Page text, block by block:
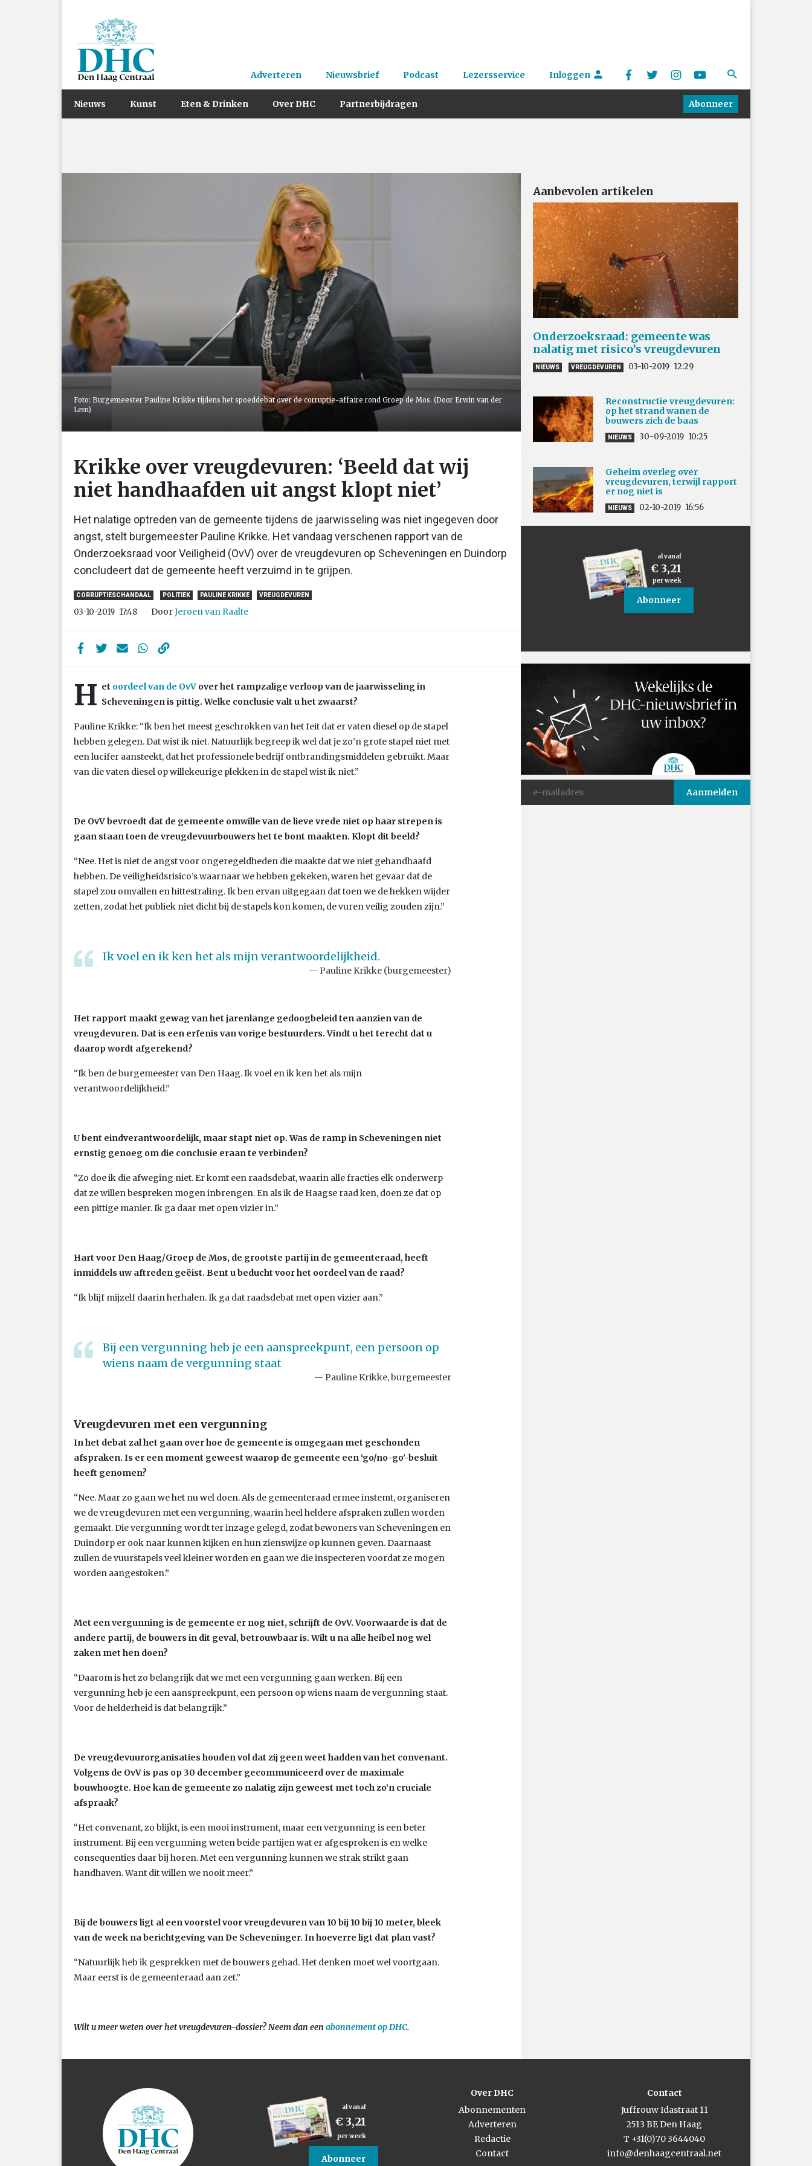
Adverteren Nieuwsbrief Podcast Lezersservice Inloggen
Nieuws Kunst Eten & Drinken Over DHC Partnerbijdragen Abonneer
Foto: Burgemeester Pauline Krikke tijdens het spoeddebat over de corruptie-affaire rond Groep de Mos. (Door Erwin van der
Lem)
Krikke over vreugdevuren: ‘Beeld dat wij
niet handhaafden uit angst klopt niet’
Het nalatige optreden van de gemeente tijdens de jaarwisseling was niet ingegeven door
angst, stelt burgemeester Pauline Krikke. Het vandaag verschenen rapport van de
Onderzoeksraad voor Veiligheid (OvV) over de vreugdevuren op Scheveningen en Duindorp
concludeert dat de gemeente heeft verzuimd in te grijpen.
CORRUPTIESCHANDAAL POLITIEK PAULINE KRIKKE VREUGDEVUREN
03-10-2019 17:48 DoorJeroen van Raalte
H et oordeel van de OvV over het rampzalige verloop van de jaarwisseling in
Scheveningen is pittig. Welke conclusie valt u het zwaarst?
Pauline Krikke: “Ik ben het meest geschrokken van het feit dat er vaten diesel op de stapel
hebben gelegen. Dat wist ik niet. Natuurlijk begreep ik wel dat je zo’n grote stapel niet met
een lucifer aansteekt, dat het professionele bedrijf ontbrandingsmiddelen gebruikt. Maar
van die vaten diesel op willekeurige plekken in de stapel wist ik niet.”
De OvV bevroedt dat de gemeente omwille van de lieve vrede niet op haar strepen is
gaan staan toen de vreugdevuurbouwers het te bont maakten. Klopt dit beeld?
“Nee. Het is niet de angst voor ongeregeldheden die maakte dat we niet gehandhaafd
hebben. De veiligheidsrisico’s waarnaar we hebben gekeken, waren het gevaar dat de
stapel zou omvallen en hittestraling. Ik ben ervan uitgegaan dat toen we de hekken wijder
zetten, zodat het publiek niet dicht bij de stapels kon komen, de vuren veilig zouden zijn.”
Ik voel en ik ken het als mijn verantwoordelijkheid.
Pauline Krikke (burgemeester)
Het rapport maakt gewag van het jarenlange gedoogbeleid ten aanzien van de
vreugdevuren. Dat is een erfenis van vorige bestuurders. Vindt u het terecht dat u
daarop wordt afgerekend?
“Ik ben de burgemeester van Den Haag. Ik voel en ik ken het als mijn
verantwoordelijkheid.”
U bent eindverantwoordelijk, maar stapt niet op. Was de ramp in Scheveningen niet
ernstig genoeg om die conclusie eraan te verbinden?
“Zo doe ik die afweging niet. Er komt een raadsdebat, waarin alle fracties elk onderwerp
dat ze willen bespreken mogen inbrengen. En als ik de Haagse raad ken, doen ze dat op
een pittige manier. Ik ga daar met open vizier in.”
Hart voor Den Haag/Groep de Mos, de grootste partij in de gemeenteraad, heeft
inmiddels uw aftreden geëist. Bent u beducht voor het oordeel van de raad?
“Ik blijf mijzelf daarin herhalen. Ik ga dat raadsdebat met open vizier aan.”
Bij een vergunning heb je een aanspreekpunt, een persoon op
wiens naam de vergunning staat
Pauline Krikke, burgemeester
Vreugdevuren met een vergunning
In het debat zal het gaan over hoe de gemeente is omgegaan met geschonden
afspraken. Is er een moment geweest waarop de gemeente een ‘go/no-go’-besluit
heeft genomen?
“Nee. Maar zo gaan we het nu wel doen. Als de gemeenteraad ermee instemt, organiseren
we de vreugdevuren met een vergunning, waarin heel heldere afspraken zullen worden
gemaakt. Die vergunning wordt ter inzage gelegd, zodat bewoners van Scheveningen en
Duindorp er ook naar kunnen kijken en hun zienswijze op kunnen geven. Daarnaast
zullen de vuurstapels veel kleiner worden en gaan we die inspecteren voordat ze mogen
worden aangestoken.”
Met een vergunning is de gemeente er nog niet, schrijft de OvV. Voorwaarde is dat de
andere partij, de bouwers in dit geval, betrouwbaar is. Wilt u na alle heibel nog wel
zaken met hen doen?
“Daarom is het zo belangrijk dat we met een vergunning gaan werken. Bij een
vergunning heb je een aanspreekpunt, een persoon op wiens naam de vergunning staat.
Voor de helderheid is dat belangrijk.”
De vreugdevuurorganisaties houden vol dat zij geen weet hadden van het convenant.
Volgens de OvV is pas op 30 december gecommuniceerd over de maximale
bouwhoogte. Hoe kan de gemeente zo nalatig zijn geweest met toch zo’n cruciale
afspraak?
“Het convenant, zo blijkt, is een mooi instrument, maar een vergunning is een beter
instrument. Bij een vergunning weten beide partijen wat er afgesproken is en welke
consequenties daar bij horen. Met een vergunning kunnen we strak strikt gaan
handhaven. Want dit willen we nooit meer.”
Bij de bouwers ligt al een voorstel voor vreugdevuren van 10 bij 10 bij 10 meter, bleek
van de week na berichtgeving van De Scheveninger. In hoeverre ligt dat plan vast?
“Natuurlijk heb ik gesprekken met de bouwers gehad. Het denken moet wel voortgaan.
Maar eerst is de gemeenteraad aan zet.”
Wilt u meer weten over het vreugdevuren-dossier? Neem dan een abonnement op DHC.
Aanbevolen artikelen
Onderzoeksraad: gemeente was
nalatig met risico’s vreugdevuren
NIEUWS VREUGDEVUREN 03-10-2019 12:29
Reconstructie vreugdevuren:
op het strand wanen de
bouwers zich de baas
NIEUWS 30-09-2019 10:25
Geheim overleg over
vreugdevuren, terwijl rapport
er nog niet is
NIEUWS 02-10-2019 16:56
al vanaf
€ 3,21
per week
Abonneer
al vanaf
€ 3,21
per week
Abonneer
Over DHC
Abonnementen
Adverteren
Redactie
Contact
Contact
Juffrouw Idastraat 11
2513 BE Den Haag
T +31(0)70 3644040
info@denhaagcentraal.net